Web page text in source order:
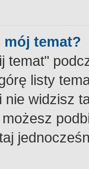
temat?
temat"
listy
widzisz